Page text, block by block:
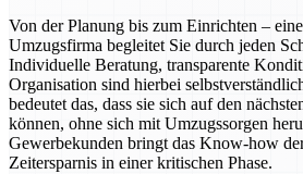
Von der Planung bis zum Einrichten –
Umzugsfirma begleitet Sie durch jeden
Individuelle Beratung, transparente
Organisation sind hierbei
bedeutet das, dass sie sich auf den
können, ohne sich mit Umzugssorgen
Gewerbekunden bringt das Know-how
Zeitersparnis in einer kritischen Phase.